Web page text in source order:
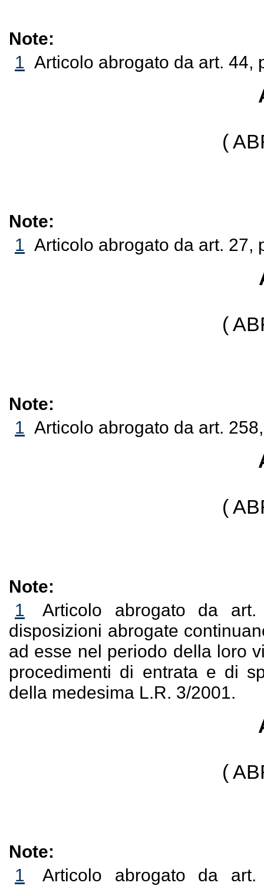
Note:
1 Articolo abrogato da art. 44,
(
Note:
1 Articolo abrogato da art. 27,
(
Note:
1 Articolo abrogato da art.
(
Note:
1
Articolo abrogato da
disposizioni abrogate
ad esse nel periodo della loro
procedimenti di entrata e di
della medesima L.R. 3/2001.
(
Note:
1
Articolo abrogato da